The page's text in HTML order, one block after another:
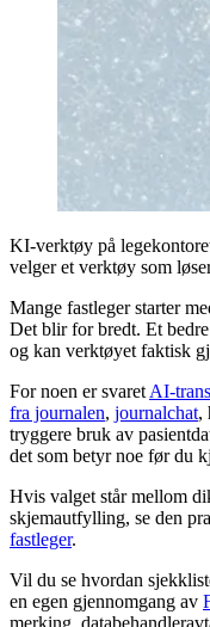
KI-verktøy på
velger et verktøy som
Mange fastleger starter
Det blir for bredt. Et
og kan verktøyet faktisk
For noen er svaret AI-
fra journalen, journalchat,
tryggere bruk av
det som betyr noe før du
Hvis valget står mellom
skjemautfylling, se den
fastleger.
Vil du se hvordan
en egen gjennomgang av
merking,